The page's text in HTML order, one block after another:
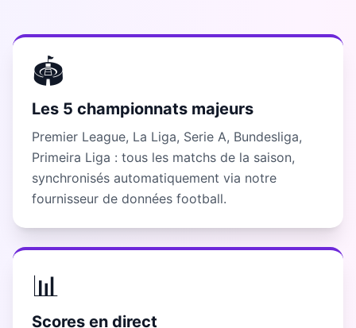
🏟️
Les 5 championnats majeurs
Premier League, La Liga, Serie A, Bundesliga,
Primeira Liga : tous les matchs de la saison,
synchronisés automatiquement via notre
fournisseur de données football.
📊
Scores en direct